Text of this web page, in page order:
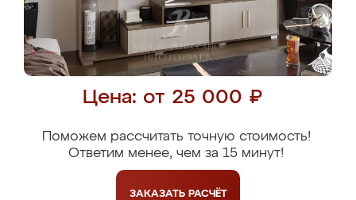
Цена: от 25 000 ₽
Поможем рассчитать точную стоимость!
Ответим менее, чем за 15 минут!
ЗАКАЗАТЬ РАСЧЁТ